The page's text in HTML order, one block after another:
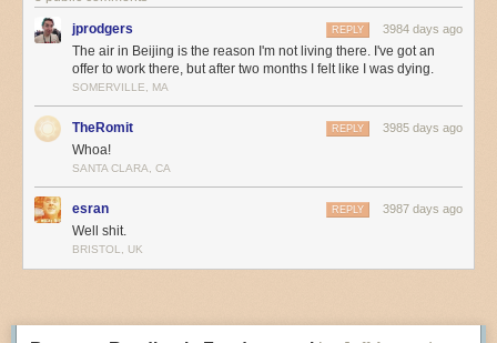
jprodgers 3984 days ago
REPLY
The air in Beijing is the reason I'm not living there. I've got an
offer to work there, but after two months I felt like I was dying.
SOMERVILLE, MA
TheRomit 3985 days ago
REPLY
Whoa!
SANTA CLARA, CA
esran 3987 days ago
REPLY
Well shit.
BRISTOL, UK